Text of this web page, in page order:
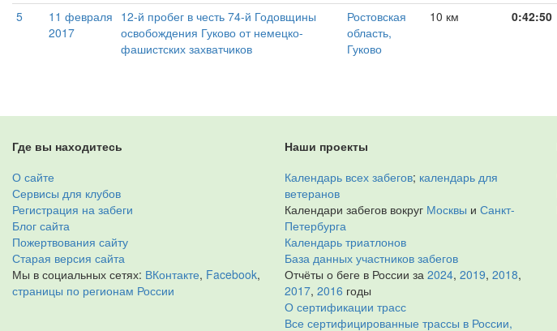
5
11 февраля
2017
12-й пробег в честь 74-й Годовщины
освобождения Гуково от немецко-
фашистских захватчиков
Ростовская
область,
Гуково
10 км 0:42:50
Где вы находитесь
О сайте
Сервисы для клубов
Регистрация на забеги
Блог сайта
Пожертвования сайту
Старая версия сайта
Мы в социальных сетях: ВКонтакте, Facebook,
страницы по регионам России
Наши проекты
Календарь всех забегов; календарь для
ветеранов
Календари забегов вокруг Москвы и Санкт-
Петербурга
Календарь триатлонов
База данных участников забегов
Отчёты о беге в России за 2024, 2019, 2018,
2017, 2016 годы
О сертификации трасс
Все сертифицированные трассы в России,